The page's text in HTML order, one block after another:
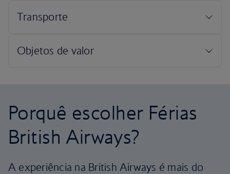
Porquê escolher Férias
British Airways?
A experiência na British Airways é mais do